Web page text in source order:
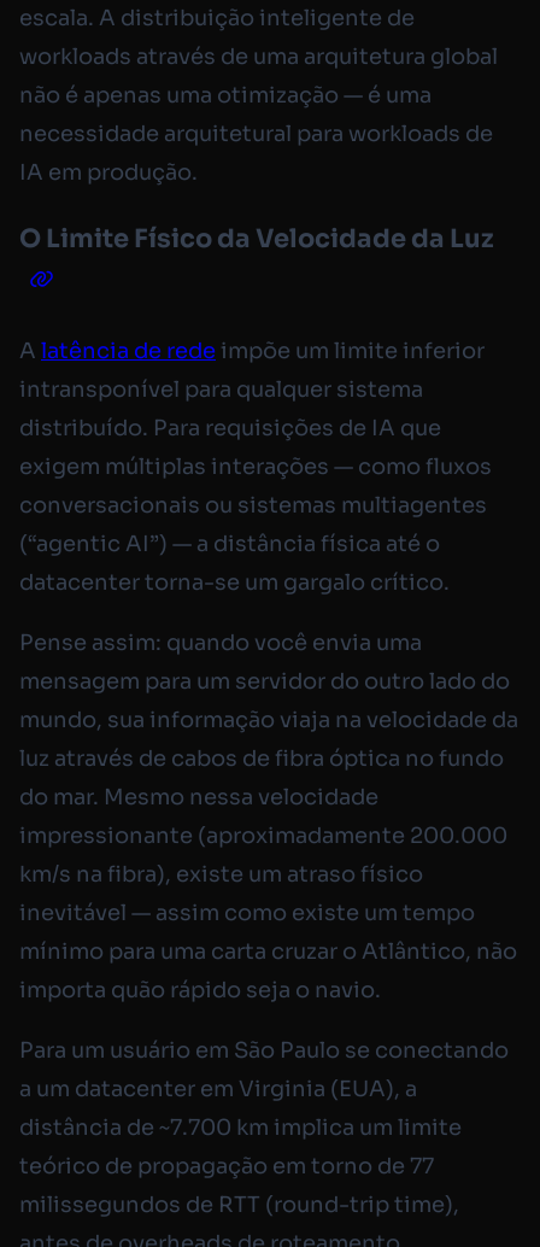
escala. A distribuição inteligente de
workloads através de uma arquitetura global
não é apenas uma otimização — é uma
necessidade arquitetural para workloads de
IA em produção.
O Limite Físico da Velocidade da Luz
A latência de rede impõe um limite inferior
intransponível para qualquer sistema
distribuído. Para requisições de IA que
exigem múltiplas interações — como fluxos
conversacionais ou sistemas multiagentes
(“agentic AI”) — a distância física até o
datacenter torna-se um gargalo crítico.
Pense assim: quando você envia uma
mensagem para um servidor do outro lado do
mundo, sua informação viaja na velocidade da
luz através de cabos de fibra óptica no fundo
do mar. Mesmo nessa velocidade
impressionante (aproximadamente 200.000
km/s na fibra), existe um atraso físico
inevitável — assim como existe um tempo
mínimo para uma carta cruzar o Atlântico, não
importa quão rápido seja o navio.
Para um usuário em São Paulo se conectando
a um datacenter em Virginia (EUA), a
distância de ~7.700 km implica um limite
teórico de propagação em torno de 77
milissegundos de RTT (round-trip time),